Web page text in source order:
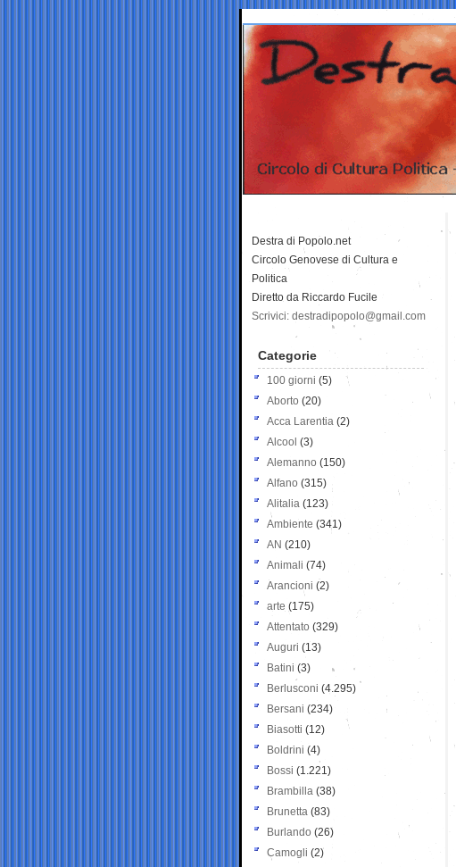
Destra di Popolo.net
Circolo Genovese di Cultura e
Politica
Diretto da Riccardo Fucile
Scrivici: destradipopolo@gmail.com
Categorie
100 giorni (5)
Aborto (20)
Acca Larentia (2)
Alcool (3)
Alemanno (150)
Alfano (315)
Alitalia (123)
Ambiente (341)
AN (210)
Animali (74)
Arancioni (2)
arte (175)
Attentato (329)
Auguri (13)
Batini (3)
Berlusconi (4.295)
Bersani (234)
Biasotti (12)
Boldrini (4)
Bossi (1.221)
Brambilla (38)
Brunetta (83)
Burlando (26)
Camogli (2)